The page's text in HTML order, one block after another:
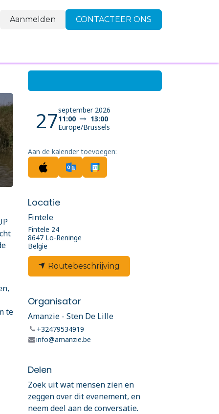
Aanmelden CONTACTEER ONS
te
27september 2026
11:00
13:00
Europe/Brussels
Aan de kalender toevoegen:
Locatie
Fintele
Fintele 24
8647 Lo-Reninge
België
Routebeschrijving
Organisator
Amanzie - Sten De Lille
+32479534919
info@amanzie.be
Delen
Zoek uit wat mensen zien en
zeggen over dit evenement, en
neem deel aan de conversatie.